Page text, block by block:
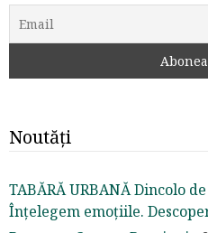
Noutăți
TABĂRĂ URBANĂ Dincolo
Înțelegem emoțiile.